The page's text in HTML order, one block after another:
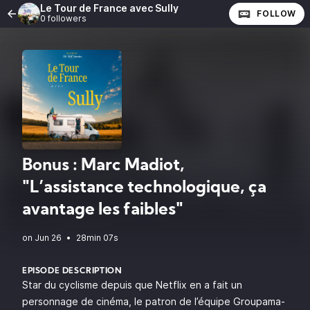
Le Tour de France avec Sully
0 followers FOLLOW
Bonus : Marc Madiot,
"L’assistance technologique, ça
avantage les faibles"
• 28min 07s
EPISODE DESCRIPTION
Star du cyclisme depuis que Netflix en a fait un
personnage de cinéma, le patron de l’équipe Groupama-